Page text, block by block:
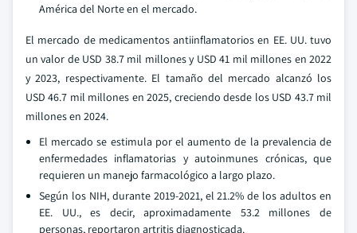
América del Norte en el mercado.
El mercado de medicamentos antiinflamatorios en EE. UU. tuvo
un valor de USD 38.7 mil millones y USD 41 mil millones en 2022
y 2023, respectivamente. El tamaño del mercado alcanzó los
USD 46.7 mil millones en 2025, creciendo desde los USD 43.7 mil
millones en 2024.
El mercado se estimula por el aumento de la prevalencia de
enfermedades inflamatorias y autoinmunes crónicas, que
requieren un manejo farmacológico a largo plazo.
Según los NIH, durante 2019-2021, el 21.2% de los adultos en
EE. UU., es decir, aproximadamente 53.2 millones de
personas, reportaron artritis diagnosticada.